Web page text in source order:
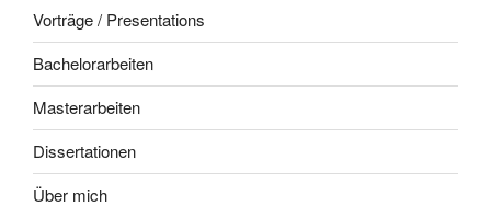
Vorträge / Presentations
Bachelorarbeiten
Masterarbeiten
Dissertationen
Über mich